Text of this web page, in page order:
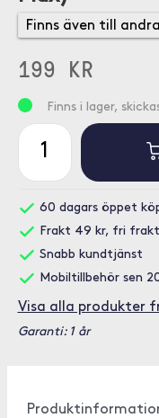
199 KR
Finns i lager,
60 dagars öppet
Frakt 49 kr, fri
Snabb kundtjänst
Mobiltillbehör sen
Visa alla produkter
Garanti: 1 år